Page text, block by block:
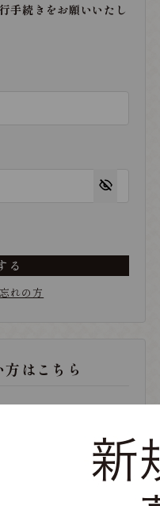
手続きをお願いいたし
る
れの方
はこちら
ちらから登録をお願い